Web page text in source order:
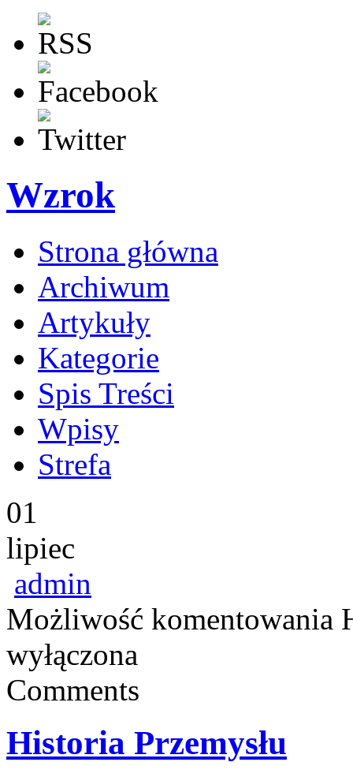
Wzrok
Strona główna
Archiwum
Artykuły
Kategorie
Spis Treści
Wpisy
Strefa
01
lipiec
admin
Możliwość komentowania
wyłączona
Comments
Historia Przemysłu